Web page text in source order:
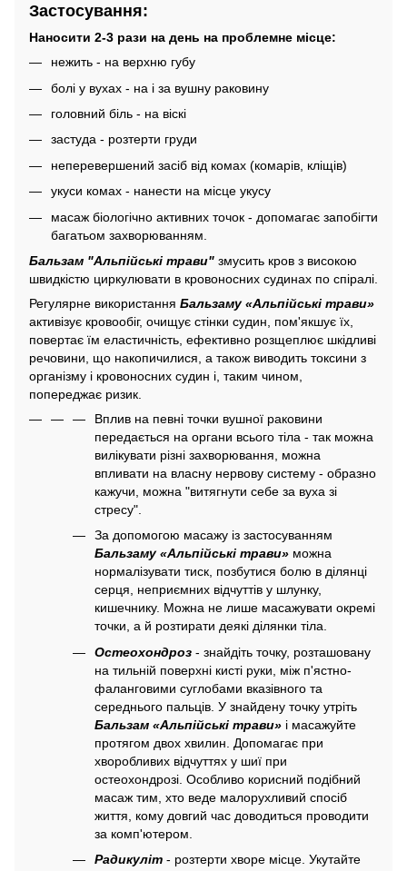
Застосування:
Наносити 2-3 рази на день на проблемне місце:
нежить - на верхню губу
болі у вухах - на і за вушну раковину
головний біль - на віскі
застуда - розтерти груди
неперевершений засіб від комах (комарів, кліщів)
укуси комах - нанести на місце укусу
масаж біологічно активних точок - допомагає запобігти
багатьом захворюванням.
Бальзам "Альпійські трави" змусить кров з високою
швидкістю циркулювати в кровоносних судинах по спіралі.
Регулярне використання Бальзаму «Альпійські трави»
активізує кровообіг, очищує стінки судин, пом'якшує їх,
повертає їм еластичність, ефективно розщеплює шкідливі
речовини, що накопичилися, а також виводить токсини з
організму і кровоносних судин і, таким чином,
попереджає ризик.
Вплив на певні точки вушної раковини
передається на органи всього тіла - так можна
вилікувати різні захворювання, можна
впливати на власну нервову систему - образно
кажучи, можна "витягнути себе за вуха зі
стресу".
За допомогою масажу із застосуванням
Бальзаму «Альпійські трави» можна
нормалізувати тиск, позбутися болю в ділянці
серця, неприємних відчуттів у шлунку,
кишечнику. Можна не лише масажувати окремі
точки, а й розтирати деякі ділянки тіла.
Остеохондроз - знайдіть точку, розташовану
на тильній поверхні кисті руки, між п'ястно-
фаланговими суглобами вказівного та
середнього пальців. У знайдену точку утріть
Бальзам «Альпійські трави» і масажуйте
протягом двох хвилин. Допомагає при
хворобливих відчуттях у шиї при
остеохондрозі. Особливо корисний подібний
масаж тим, хто веде малорухливий спосіб
життя, кому довгий час доводиться проводити
за комп'ютером.
Радикуліт - розтерти хворе місце. Укутайте